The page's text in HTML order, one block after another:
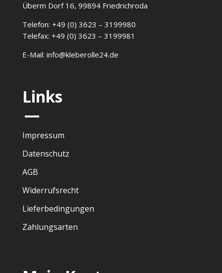
Überm Dorf 16, 99894 Friedrichroda
Telefon: +49 (0) 3623 – 3199980
Telefax: +49 (0) 3623 – 3199981
E-Mail: info@kleberolle24.de
Links
—
Impressum
Datenschutz
AGB
Widerrufsrecht
Lieferbedingungen
Zahlungsarten